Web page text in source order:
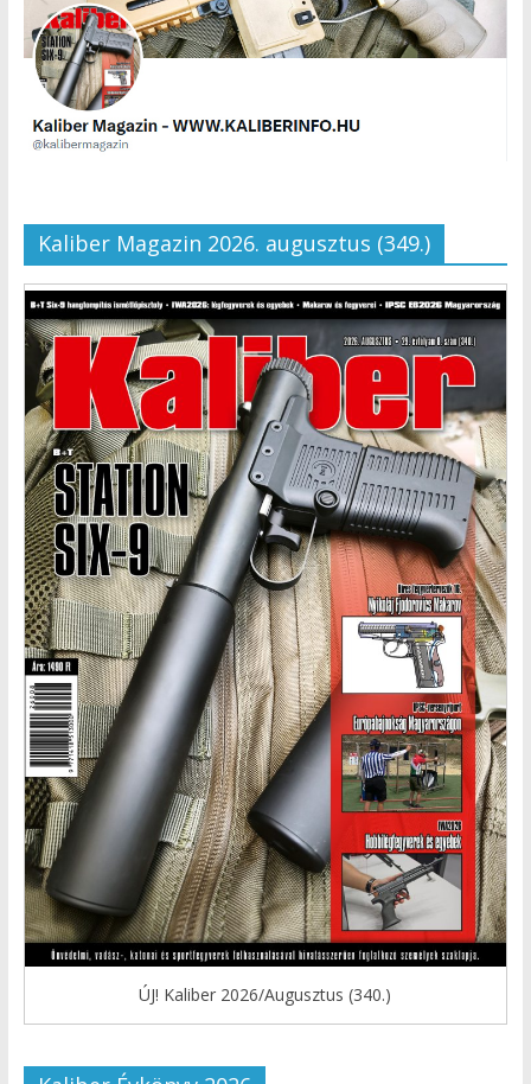
Kaliber Magazin 2026. augusztus (349.)
ÚJ! Kaliber 2026/Augusztus (340.)